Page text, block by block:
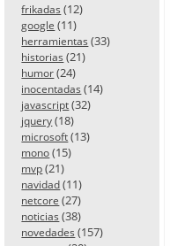
frikadas (12)
google (11)
herramientas (33)
historias (21)
humor (24)
inocentadas (14)
javascript (32)
jquery (18)
microsoft (13)
mono (15)
mvp (21)
navidad (11)
netcore (27)
noticias (38)
novedades (157)